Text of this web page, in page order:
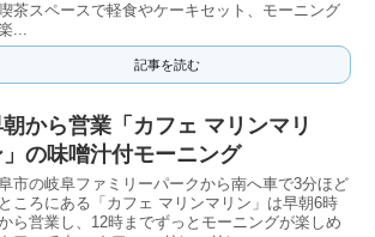
茶スペースで軽食やケーキセット、モーニング
...
記事を読む
から営業「カフェ マリンマリ
」の味噌汁付モーニング
市の岐阜ファミリーパークから南へ車で3分ほど
ころにある「カフェ マリンマリン」は早朝6時
ら営業し、12時までずっとモーニングが楽しめ